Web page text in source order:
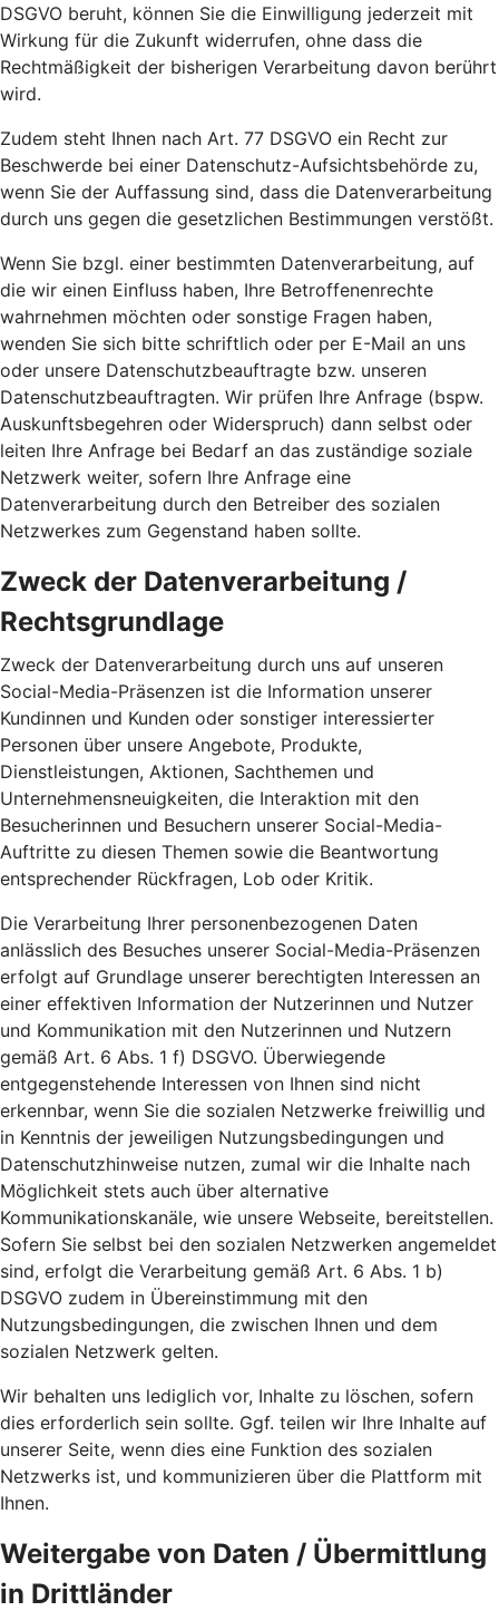
DSGVO beruht, können Sie die Einwilligung jederzeit mit
Wirkung für die Zukunft widerrufen, ohne dass die
Rechtmäßigkeit der bisherigen Verarbeitung davon berührt
wird.
Zudem steht Ihnen nach Art. 77 DSGVO ein Recht zur
Beschwerde bei einer Datenschutz-Aufsichtsbehörde zu,
wenn Sie der Auffassung sind, dass die Datenverarbeitung
durch uns gegen die gesetzlichen Bestimmungen verstößt.
Wenn Sie bzgl. einer bestimmten Datenverarbeitung, auf
die wir einen Einfluss haben, Ihre Betroffenenrechte
wahrnehmen möchten oder sonstige Fragen haben,
wenden Sie sich bitte schriftlich oder per E-Mail an uns
oder unsere Datenschutzbeauftragte bzw. unseren
Datenschutzbeauftragten. Wir prüfen Ihre Anfrage (bspw.
Auskunftsbegehren oder Widerspruch) dann selbst oder
leiten Ihre Anfrage bei Bedarf an das zuständige soziale
Netzwerk weiter, sofern Ihre Anfrage eine
Datenverarbeitung durch den Betreiber des sozialen
Netzwerkes zum Gegenstand haben sollte.
Zweck der Datenverarbeitung /
Rechtsgrundlage
Zweck der Datenverarbeitung durch uns auf unseren
Social-Media-Präsenzen ist die Information unserer
Kundinnen und Kunden oder sonstiger interessierter
Personen über unsere Angebote, Produkte,
Dienstleistungen, Aktionen, Sachthemen und
Unternehmensneuigkeiten, die Interaktion mit den
Besucherinnen und Besuchern unserer Social-Media-
Auftritte zu diesen Themen sowie die Beantwortung
entsprechender Rückfragen, Lob oder Kritik.
Die Verarbeitung Ihrer personenbezogenen Daten
anlässlich des Besuches unserer Social-Media-Präsenzen
erfolgt auf Grundlage unserer berechtigten Interessen an
einer effektiven Information der Nutzerinnen und Nutzer
und Kommunikation mit den Nutzerinnen und Nutzern
gemäß Art. 6 Abs. 1 f) DSGVO. Überwiegende
entgegenstehende Interessen von Ihnen sind nicht
erkennbar, wenn Sie die sozialen Netzwerke freiwillig und
in Kenntnis der jeweiligen Nutzungsbedingungen und
Datenschutzhinweise nutzen, zumal wir die Inhalte nach
Möglichkeit stets auch über alternative
Kommunikationskanäle, wie unsere Webseite, bereitstellen.
Sofern Sie selbst bei den sozialen Netzwerken angemeldet
sind, erfolgt die Verarbeitung gemäß Art. 6 Abs. 1 b)
DSGVO zudem in Übereinstimmung mit den
Nutzungsbedingungen, die zwischen Ihnen und dem
sozialen Netzwerk gelten.
Wir behalten uns lediglich vor, Inhalte zu löschen, sofern
dies erforderlich sein sollte. Ggf. teilen wir Ihre Inhalte auf
unserer Seite, wenn dies eine Funktion des sozialen
Netzwerks ist, und kommunizieren über die Plattform mit
Ihnen.
Weitergabe von Daten / Übermittlung
in Drittländer